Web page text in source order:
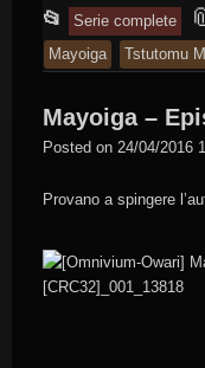
📂 This
entry
was
posted
in
Serie complete
Mayoiga
Tstutomu
Mayoiga –
Posted on 24/04/2016
Provano a spingere